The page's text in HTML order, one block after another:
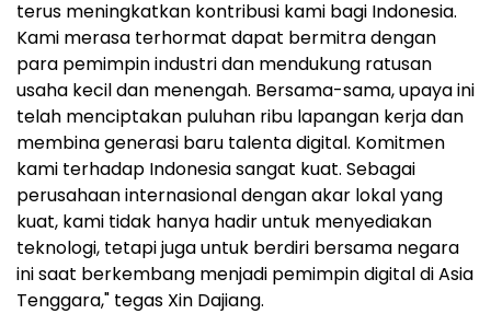
terus meningkatkan kontribusi kami bagi Indonesia.
Kami merasa terhormat dapat bermitra dengan
para pemimpin industri dan mendukung ratusan
usaha kecil dan menengah. Bersama-sama, upaya ini
telah menciptakan puluhan ribu lapangan kerja dan
membina generasi baru talenta digital. Komitmen
kami terhadap Indonesia sangat kuat. Sebagai
perusahaan internasional dengan akar lokal yang
kuat, kami tidak hanya hadir untuk menyediakan
teknologi, tetapi juga untuk berdiri bersama negara
ini saat berkembang menjadi pemimpin digital diAsia
Tenggara," tegas Xin Dajiang.